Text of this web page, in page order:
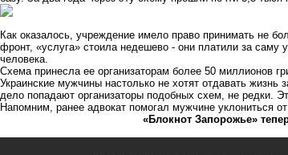
Как оказалось, учреждение имело право принимать не
фронт, «услуга» стоила недешево - они платили за саму
человека.
Схема принесла ее организаторам более 50 миллионов
Украинские мужчины настолько не хотят отдавать жизнь
дело попадают организаторы подобных схем, не редки.
Напомним, ранее адвокат помогал мужчине уклониться
«Блокнот Запорожье»